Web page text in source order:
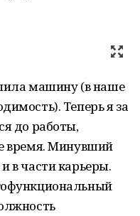
машину (в наше
Теперь я за
до работы,
время. Минувший
в части карьеры.